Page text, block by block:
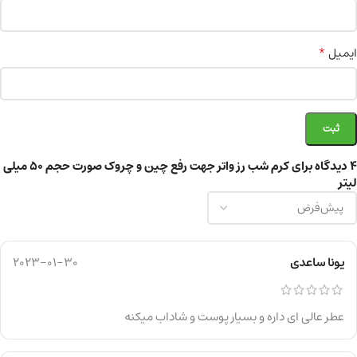
4 دیدگاه برای کرم شب رز واتر جهت رفع چین و چروک صورت حجم 50 میلی
لیتر
یونا ساعدی 2023-01-30
عطر عالی ای داره و بسیار پوست و شاداب میکنه
ایمیل*